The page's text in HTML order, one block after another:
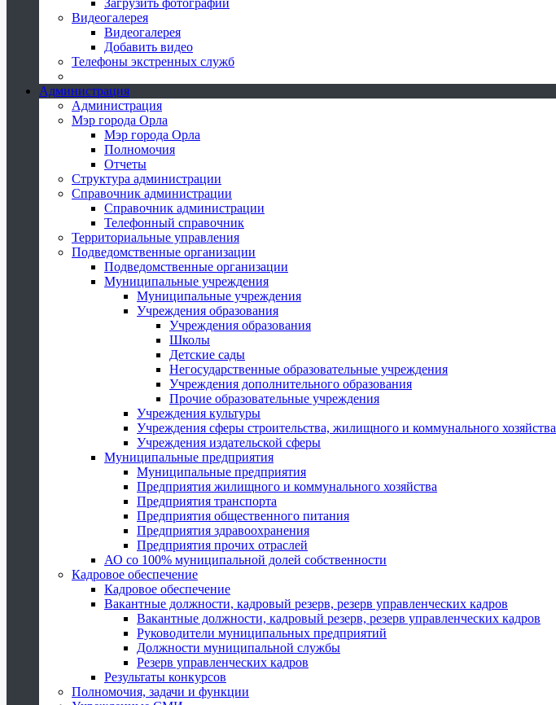
Загрузить фотографии
Видеогалерея
Видеогалерея
Добавить видео
Телефоны экстренных служб
Администрация
Администрация
Мэр города Орла
Мэр города Орла
Полномочия
Отчеты
Структура администрации
Справочник администрации
Справочник администрации
Телефонный справочник
Территориальные управления
Подведомственные организации
Подведомственные организации
Муниципальные учреждения
Муниципальные учреждения
Учреждения образования
Учреждения образования
Школы
Детские сады
Негосударственные образовательные учреждения
Учреждения дополнительного образования
Прочие образовательные учреждения
Учреждения культуры
Учреждения сферы строительства, жилищного и коммунального хозяйства
Учреждения издательской сферы
Муниципальные предприятия
Муниципальные предприятия
Предприятия жилищного и коммунального хозяйства
Предприятия транспорта
Предприятия общественного питания
Предприятия здравоохранения
Предприятия прочих отраслей
АО со 100% муниципальной долей собственности
Кадровое обеспечение
Кадровое обеспечение
Вакантные должности, кадровый резерв, резерв управленческих кадров
Вакантные должности, кадровый резерв, резерв управленческих кадров
Руководители муниципальных предприятий
Должности муниципальной службы
Резерв управленческих кадров
Результаты конкурсов
Полномочия, задачи и функции